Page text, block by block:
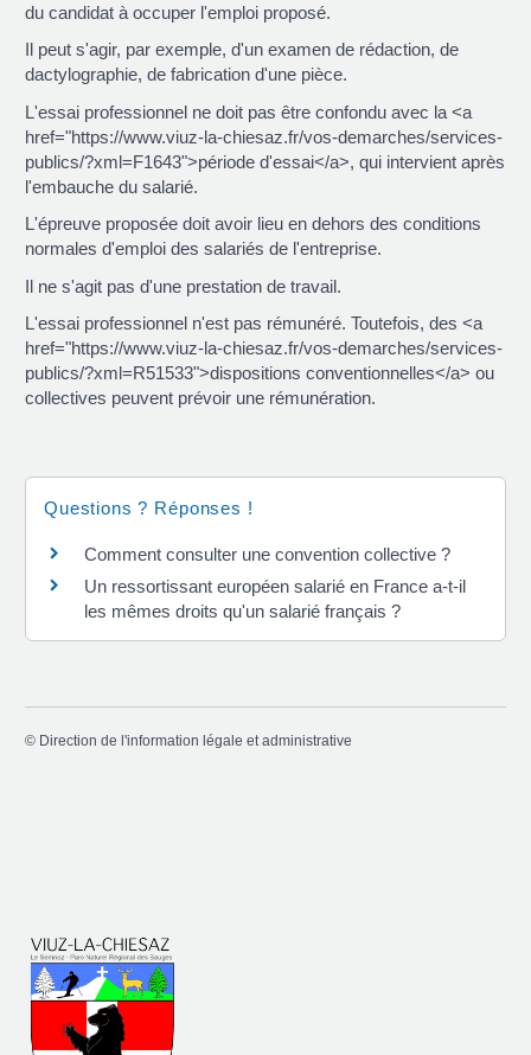
du candidat à occuper l'emploi proposé.
Il peut s'agir, par exemple, d'un examen de rédaction, de
dactylographie, de fabrication d'une pièce.
L'essai professionnel ne doit pas être confondu avec la <a
href="https://www.viuz-la-chiesaz.fr/vos-demarches/services-
publics/?xml=F1643">période d'essai</a>, qui intervient après
l'embauche du salarié.
L'épreuve proposée doit avoir lieu en dehors des conditions
normales d'emploi des salariés de l'entreprise.
Il ne s'agit pas d'une prestation de travail.
L'essai professionnel n'est pas rémunéré. Toutefois, des <a
href="https://www.viuz-la-chiesaz.fr/vos-demarches/services-
publics/?xml=R51533">dispositions conventionnelles</a> ou
collectives peuvent prévoir une rémunération.
Questions ? Réponses !
Comment consulter une convention collective ?
Un ressortissant européen salarié en France a-t-il
les mêmes droits qu'un salarié français ?
© Direction de l'information légale et administrative